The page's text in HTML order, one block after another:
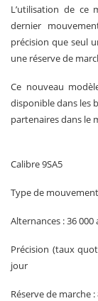
L’utilisation de
dernier
précision que seul
une réserve de
Ce nouveau
disponible dans les
partenaires dans le
Calibre 9SA5
Type de
Alternances : 36
Précision (taux
jour
Réserve de marche